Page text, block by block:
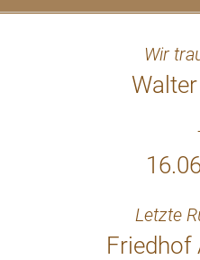
Wir
Letzte
Friedhof